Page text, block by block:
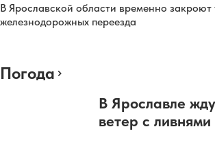
В Ярославской области временно закроют
железнодорожных переезда
Погода
В Ярославле
ветер с